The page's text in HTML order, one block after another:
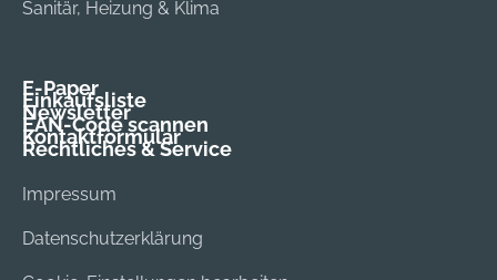
Sanitär, Heizung & Klima
E-Paper
Einkaufsliste
Newsletter
EAN-Code scannen
Kontaktformular
Rechtliches & Service
Impressum
Datenschutzerklärung